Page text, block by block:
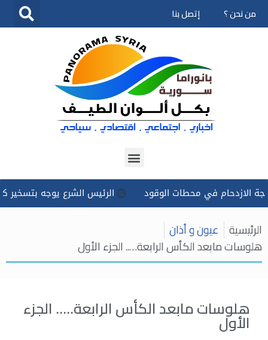
تخطى
من نحن ؟ إتصل بنا
في محطات الوقود الرئيس الشرع يوجه بتسخير كل
الرئيسية عيون و أذان
هلوسات مابعد الكأس الرابعة….. الجزء الأول
هلوسات مابعد الكأس الرابعة….. الجزء
الأول